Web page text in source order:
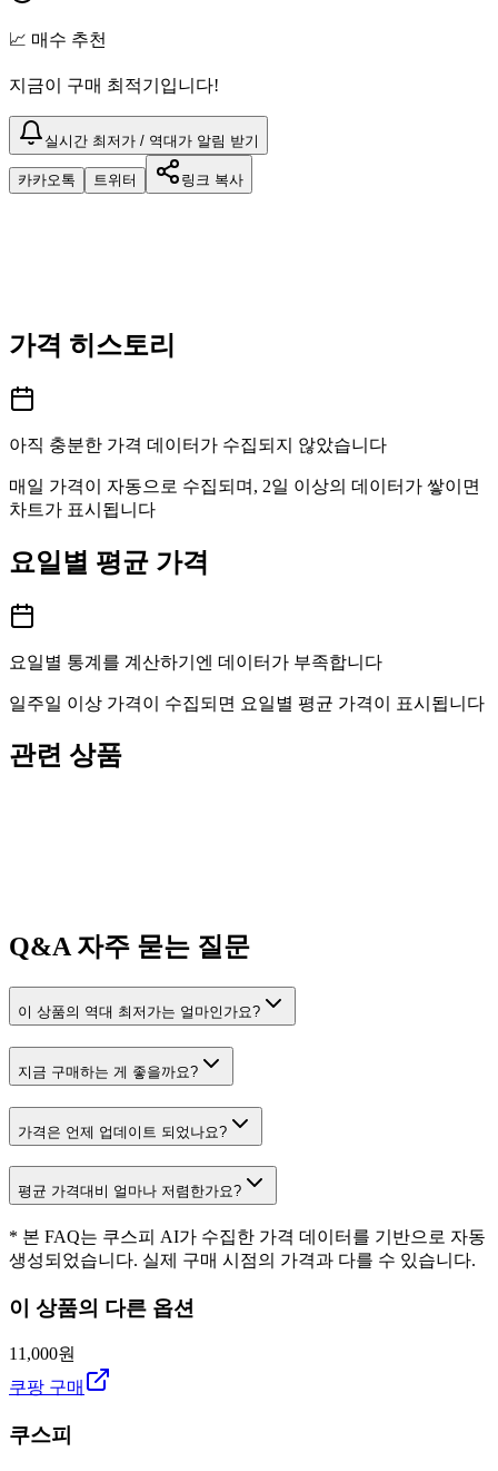
📈 매수 추천
지금이 구매 최적기입니다!
실시간 최저가 / 역대가 알림 받기
카카오톡 트위터 링크 복사
가격 히스토리
아직 충분한 가격 데이터가 수집되지 않았습니다
매일 가격이 자동으로 수집되며, 2일 이상의 데이터가 쌓이면
차트가 표시됩니다
요일별 평균 가격
요일별 통계를 계산하기엔 데이터가 부족합니다
일주일 이상 가격이 수집되면 요일별 평균 가격이 표시됩니다
관련 상품
Q&A자주 묻는 질문
이 상품의 역대 최저가는 얼마인가요?
지금 구매하는 게 좋을까요?
가격은 언제 업데이트 되었나요?
평균 가격대비 얼마나 저렴한가요?
* 본 FAQ는 쿠스피 AI가 수집한 가격 데이터를 기반으로 자동
생성되었습니다. 실제 구매 시점의 가격과 다를 수 있습니다.
이 상품의 다른 옵션
11,000원
쿠팡 구매
쿠스피